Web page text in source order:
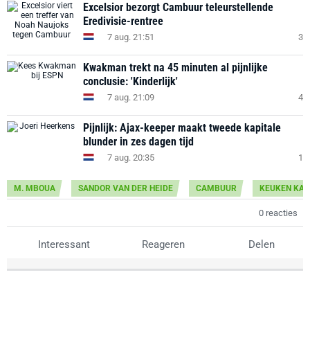
Excelsior bezorgt Cambuur teleurstellende
Eredivisie-rentree
7 aug. 21:51 3
Kwakman trekt na 45 minuten al pijnlijke
conclusie: 'Kinderlijk'
7 aug. 21:09 4
Pijnlijk: Ajax-keeper maakt tweede kapitale
blunder in zes dagen tijd
7 aug. 20:35 1
M. MBOUA SANDOR VAN DER HEIDE CAMBUUR KEUKEN
0 reacties
Interessant Reageren Delen